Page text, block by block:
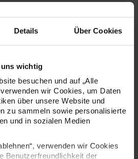
Details Über Cookies
wichtig
besuchen und auf „Alle
wir Cookies, um Daten
über unsere Website und
zu sammeln sowie personalisierte
und in sozialen Medien
verwenden wir Cookies
Benutzerfreundlichkeit der
Figuren, Schmuckstücke oder
formen, mit dem
oder Biegeplüsch genannt,
Grenzen gesetzt. Er eignet sich
Basteln, sondern wird auch zur
eingesetzt und dient der
Koordination.
Set